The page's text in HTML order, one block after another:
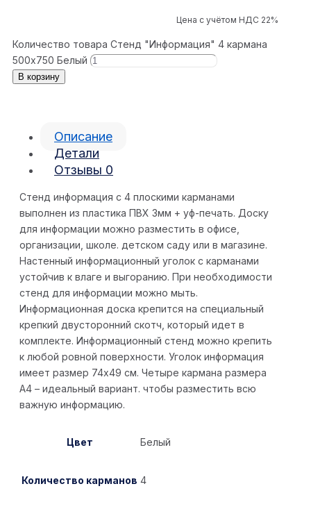
Цена с учётом НДС 22%
Количество товара Стенд "Информация" 4 кармана
500x750 Белый
В корзину
Описание
Детали
Отзывы 0
Стенд информация с 4 плоскими карманами
выполнен из пластика ПВХ 3мм + уф-печать. Доску
для информации можно разместить в офисе,
организации, школе. детском саду или в магазине.
Настенный информационный уголок с карманами
устойчив к влаге и выгоранию. При необходимости
стенд для информации можно мыть.
Информационная доска крепится на специальный
крепкий двусторонний скотч, который идет в
комплекте. Информационный стенд можно крепить
к любой ровной поверхности. Уголок информация
имеет размер 74х49 см. Четыре кармана размера
А4 – идеальный вариант. чтобы разместить всю
важную информацию.
Цвет Белый
Количество карманов 4